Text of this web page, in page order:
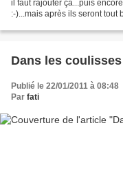
il faut rajouter ça...puis
:-)...mais après ils seront tout
Dans les coulisses
Publié le 22/01/2011 à 08:48
Par fati